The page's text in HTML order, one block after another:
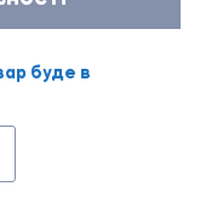
буде в